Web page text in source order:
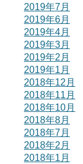
2019年7月
2019年6月
2019年4月
2019年3月
2019年2月
2019年1月
2018年12月
2018年11月
2018年10月
2018年8月
2018年7月
2018年2月
2018年1月